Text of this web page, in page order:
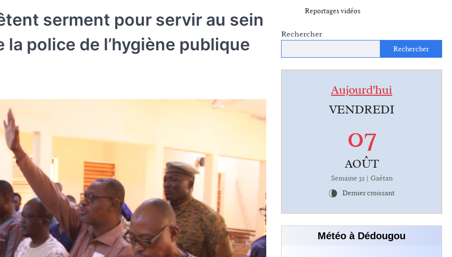
serment pour servir au sein
police de l’hygiène publique
Reportages vidéos
Rechercher
Rechercher
Aujourd'hui
VENDREDI
07
AOÛT
Semaine 32 | Gaétan
V Dernier croissant
Météo à Dédougou